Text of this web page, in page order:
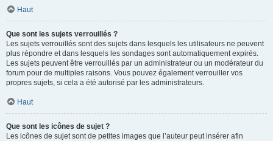
Haut
Que sont les sujets verrouillés ?
Les sujets verrouillés sont des sujets dans lesquels les utilisateurs ne peuvent
plus répondre et dans lesquels les sondages sont automatiquement expirés.
Les sujets peuvent être verrouillés par un administrateur ou un modérateur du
forum pour de multiples raisons. Vous pouvez également verrouiller vos
propres sujets, si cela a été autorisé par les administrateurs.
Haut
Que sont les icônes de sujet ?
Les icônes de sujet sont de petites images que l’auteur peut insérer afin